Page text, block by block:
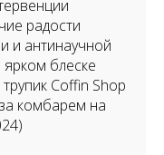
радости
и антинаучной
ярком блеске
Coffin Shop
комбарем на